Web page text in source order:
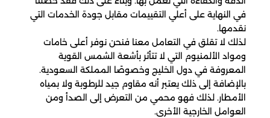
في النهاية على أعلي التقييمات مقابل جودة الخدمات التي
نقدمها.
لذلك لا تقلق في التعامل معنا فنحن نوفر أعلى خامات
ومواد الألمنيوم التي لا تتأثر بأشعة الشمس القوية
المعروفة في دول الخليج وخصوصًا المملكة السعودية.
بالإضافة إلى ذلك يعتبر أنه مقاوم جيد للرطوبة ولا بمياه
الأمطار. لذلك فهو محمي من التعرض إلى الصدأ ومن
العوامل الخارجية الأخرى.